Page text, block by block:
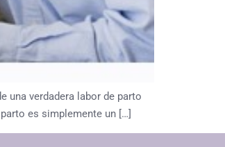
una verdadera labor de parto
es simplemente un […]